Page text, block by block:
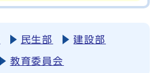
民生部 建設部
教育委員会